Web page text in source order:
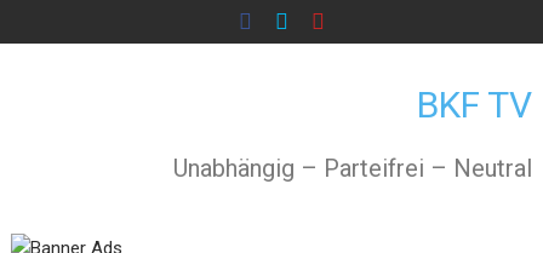
to
BKF TV
Unabhängig – Parteifrei – Neutral